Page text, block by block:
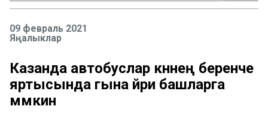
09 февраль 2021
Яңалыклар
Казанда автобуслар көннең беренче
яртысында гына йөри башларга
мөмкин